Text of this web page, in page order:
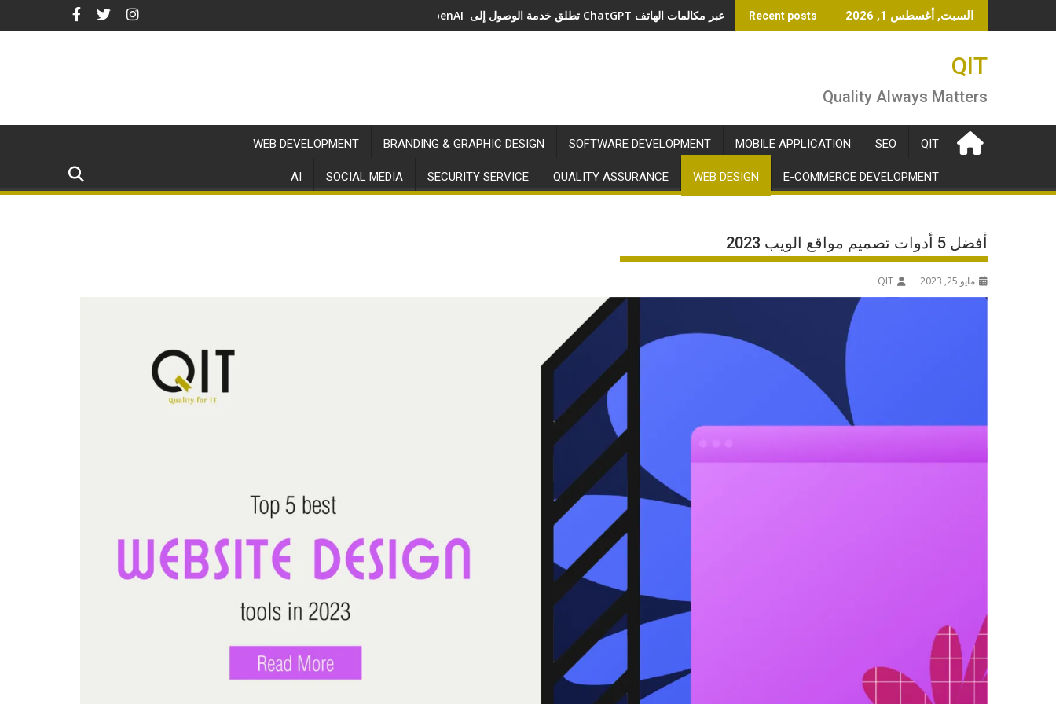
to
السبت, أغسطس 1, 2026 Recent posts OpenAI تطلق خدمة الوصول إلى ChatGPT عبر مكالمات الهاتف
QIT
Quality Always Matters
QIT
SEO
MOBILE APPLICATION
SOFTWARE DEVELOPMENT
BRANDING & GRAPHIC DESIGN
WEB DEVELOPMENT
E-COMMERCE DEVELOPMENT
WEB DESIGN
QUALITY ASSURANCE
SECURITY SERVICE
SOCIAL MEDIA
AI
أفضل 5 أدوات تصميم مواقع الويب 2023
مايو 25, 2023 QIT